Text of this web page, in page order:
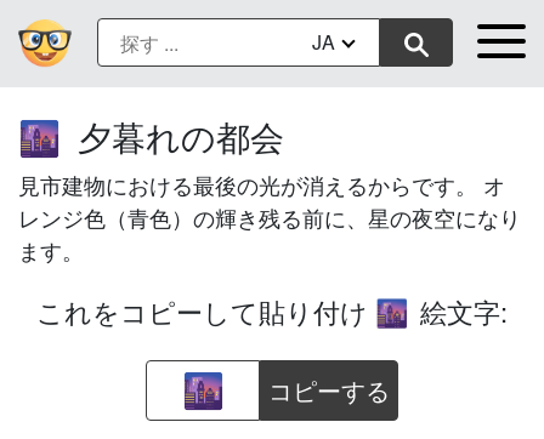
JA
🌆 夕暮れの都会
見市建物における最後の光が消えるからです。 オ
レンジ色（青色）の輝き残る前に、星の夜空になり
ます。
これをコピーして貼り付け 🌆 絵文字:
コピーする